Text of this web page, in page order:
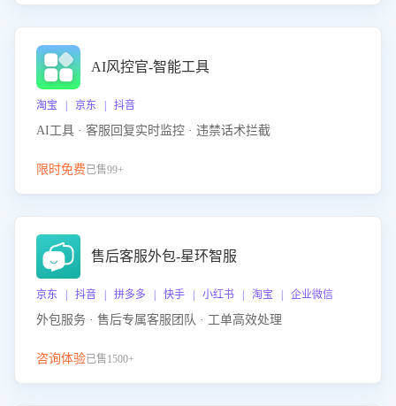
AI风控官-智能工具
淘宝 | 京东 | 抖音
AI工具 · 客服回复实时监控 · 违禁话术拦截
限时免费已售99+
售后客服外包-星环智服
京东 | 抖音 | 拼多多 | 快手 | 小红书 | 淘宝 | 企业微信
外包服务 · 售后专属客服团队 · 工单高效处理
咨询体验已售1500+